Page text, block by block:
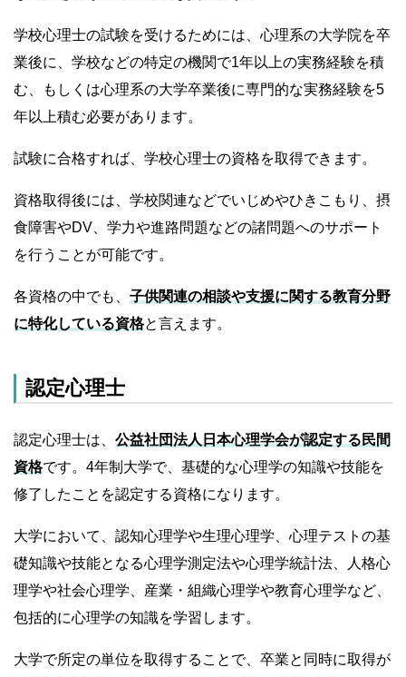
学校心理士の試験を受けるためには、心理系の大学院を卒
業後に、学校などの特定の機関で1年以上の実務経験を積
む、もしくは心理系の大学卒業後に専門的な実務経験を5
年以上積む必要があります。
試験に合格すれば、学校心理士の資格を取得できます。
資格取得後には、学校関連などでいじめやひきこもり、摂
食障害やDV、学力や進路問題などの諸問題へのサポート
を行うことが可能です。
各資格の中でも、 子供関連の相談や支援に関する教育分野
に特化している資格と言えます。
認定心理士
認定心理士は、 公益社団法人日本心理学会が認定する民間
資格です。4年制大学で、基礎的な心理学の知識や技能を
修了したことを認定する資格になります。
大学において、認知心理学や生理心理学、心理テストの基
礎知識や技能となる心理学測定法や心理学統計法、人格心
理学や社会心理学、産業・組織心理学や教育心理学など、
包括的に心理学の知識を学習します。
大学で所定の単位を取得することで、卒業と同時に取得が